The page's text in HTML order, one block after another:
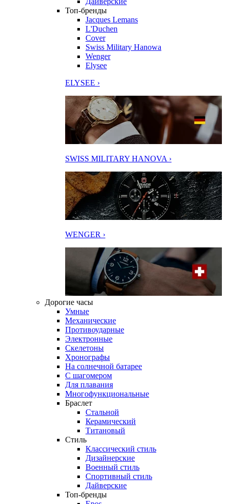
Топ-бренды
Jacques Lemans
L'Duchen
Cover
Swiss Military Hanowa
Wenger
Elysee
ELYSEE ›
SWISS MILITARY HANOVA ›
WENGER ›
Дорогие часы
Умные
Механические
Противоударные
Электронные
Скелетоны
Хронографы
На солнечной батарее
С шагомером
Для плавания
Многофункциональные
Браслет
Стальной
Керамический
Титановый
Стиль
Классический стиль
Дизайнерские
Военный стиль
Спортивный стиль
Дайверские
Топ-бренды